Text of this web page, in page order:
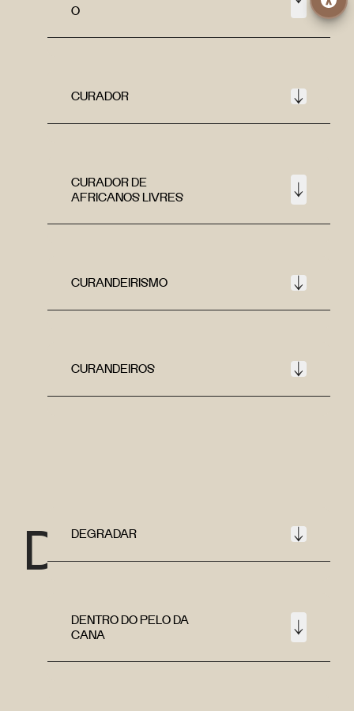
O
CURADOR
CURADOR DE
AFRICANOS LIVRES
CURANDEIRISMO
CURANDEIROS
D DEGRADAR
DENTRO DO PELO DA
CANA